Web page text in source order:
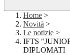
Home >
Novità >
Le notizie >
IFTS
DIPLOMATI